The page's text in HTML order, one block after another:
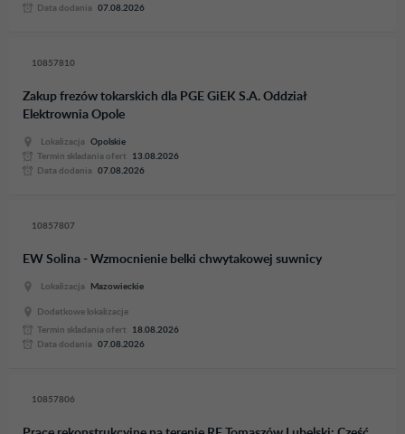
Data dodania
07.08.2026
10857810
Zakup frezów tokarskich dla PGE GiEK S.A. Oddział
Elektrownia Opole
Lokalizacja
Opolskie
Termin skladania ofert
13.08.2026
Data dodania
07.08.2026
10857807
EW Solina - Wzmocnienie belki chwytakowej suwnicy
Lokalizacja Mazowieckie
Dodatkowe lokalizacje
Termin skladania ofert
18.08.2026
Data dodania
07.08.2026
10857806